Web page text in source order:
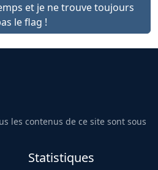
et je ne trouve toujours
le flag !
les contenus de ce site sont sous
Statistiques